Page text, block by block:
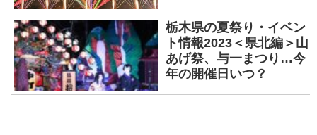
栃木県の夏祭り・イベン
ト情報2023＜県北編＞山
あげ祭、与一まつり…今
年の開催日いつ？